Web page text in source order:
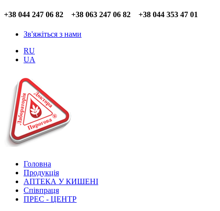
+38 044 247 06 82 +38 063 247 06 82 +38 044 353 47 01
Зв'яжіться з нами
RU
UA
Головна
Продукція
АПТЕКА У КИШЕНІ
Співпраця
ПРЕС - ЦЕНТР